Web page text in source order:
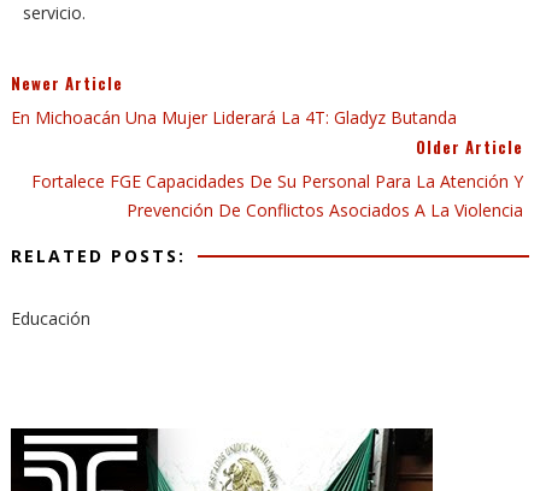
servicio.
Newer Article
En Michoacán Una Mujer Liderará La 4T: Gladyz Butanda
Older Article
Fortalece FGE Capacidades De Su Personal Para La Atención Y
Prevención De Conflictos Asociados A La Violencia
RELATED POSTS:
Educación